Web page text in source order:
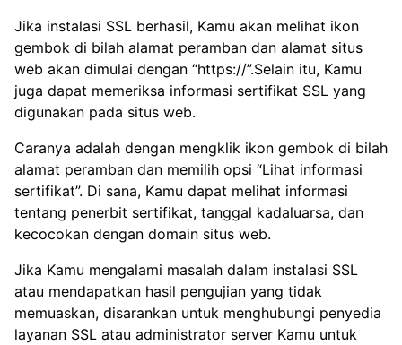
Jika instalasi SSL berhasil, Kamu akan melihat ikon
gembok di bilah alamat peramban dan alamat situs
web akan dimulai dengan “https://”.Selain itu, Kamu
juga dapat memeriksa informasi sertifikat SSL yang
digunakan pada situs web.
Caranya adalah dengan mengklik ikon gembok di bilah
alamat peramban dan memilih opsi “Lihat informasi
sertifikat”. Di sana, Kamu dapat melihat informasi
tentang penerbit sertifikat, tanggal kadaluarsa, dan
kecocokan dengan domain situs web.
Jika Kamu mengalami masalah dalam instalasi SSL
atau mendapatkan hasil pengujian yang tidak
memuaskan, disarankan untuk menghubungi penyedia
layanan SSL atau administrator server Kamu untuk